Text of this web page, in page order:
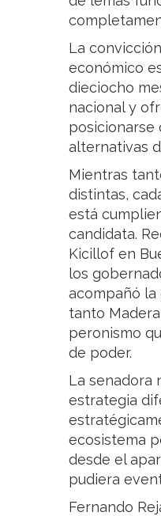
La
económico
dieciocho
nacional y
posicionarse
alternativas
Mientras
distintas,
está
candidata.
Kicillof en
los
acompañó la
tanto
peronismo
de poder.
La senadora
estrategia
ecosistema
desde el
pudiera
Fernando